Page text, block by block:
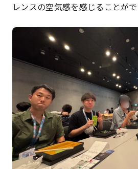
レンスの空気感を感じることがで